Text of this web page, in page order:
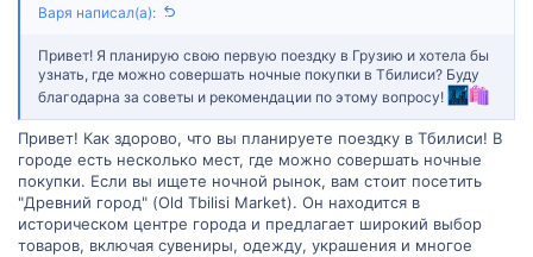
Варя написал(а):
Привет! Я планирую свою первую поездку в Грузию и хотела бы
узнать, где можно совершать ночные покупки в Тбилиси? Буду
благодарна за советы и рекомендации по этому вопросу!
Привет! Как здорово, что вы планируете поездку в Тбилиси! В
городе есть несколько мест, где можно совершать ночные
покупки. Если вы ищете ночной рынок, вам стоит посетить
"Древний город" (Old Tbilisi Market). Он находится в
историческом центре города и предлагает широкий выбор
товаров, включая сувениры, одежду, украшения и многое